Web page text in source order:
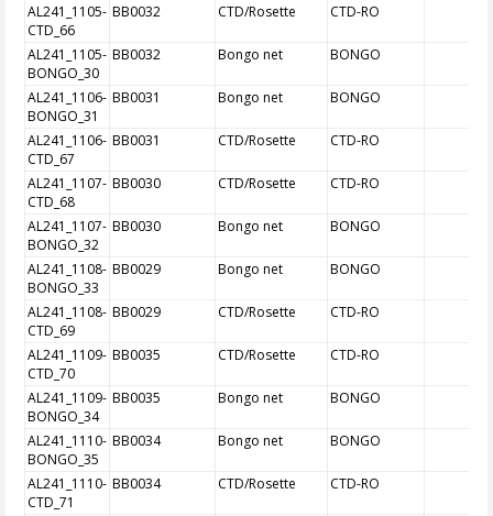
AL241_1105-
CTD_66
BB0032 CTD/Rosette CTD-RO
AL241_1105-
BONGO_30
BB0032 Bongo net BONGO
AL241_1106-
BONGO_31
BB0031 Bongo net BONGO
AL241_1106-
CTD_67
BB0031 CTD/Rosette CTD-RO
AL241_1107-
CTD_68
BB0030 CTD/Rosette CTD-RO
AL241_1107-
BONGO_32
BB0030 Bongo net BONGO
AL241_1108-
BONGO_33
BB0029 Bongo net BONGO
AL241_1108-
CTD_69
BB0029 CTD/Rosette CTD-RO
AL241_1109-
CTD_70
BB0035 CTD/Rosette CTD-RO
AL241_1109-
BONGO_34
BB0035 Bongo net BONGO
AL241_1110-
BONGO_35
BB0034 Bongo net BONGO
AL241_1110-
CTD_71
BB0034 CTD/Rosette CTD-RO